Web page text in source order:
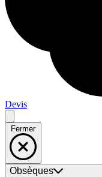
Devis
Fermer
Obsèques